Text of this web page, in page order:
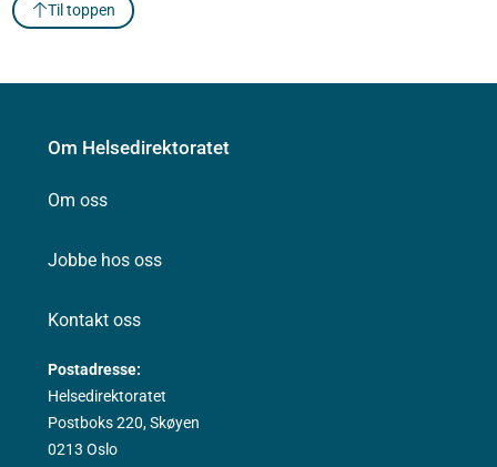
Til toppen
Om Helsedirektoratet
Om oss
Jobbe hos oss
Kontakt oss
Postadresse:
Helsedirektoratet
Postboks 220, Skøyen
0213 Oslo